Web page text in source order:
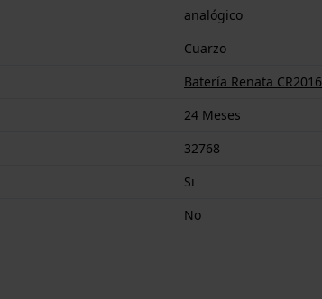
analógico
Cuarzo
Batería Renata CR2016
24 Meses
32768
Si
No